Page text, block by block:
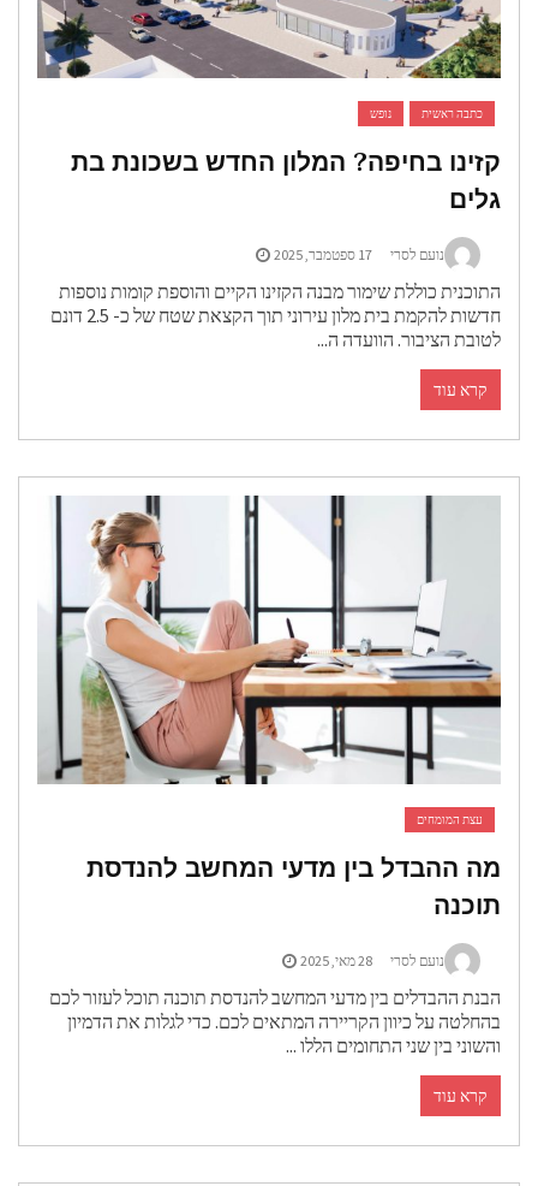
כתבה ראשית נופש
בחיפה? המלון החדש בשכונת בת
נועם לסרי 17 ספטמבר, 2025
כוללת שימור מבנה הקזינו הקיים והוספת קומות נוספות
חדשות להקמת בית מלון עירוני תוך הקצאת שטח של כ- 2.5 דונם
הציבור. הוועדה ה...
קרא עוד
עצת המומחים
ההבדל בין מדעי המחשב להנדסת
נועם לסרי 28 מאי, 2025
ההבדלים בין מדעי המחשב להנדסת תוכנה תוכל לעזור לכם
על כיוון הקריירה המתאים לכם. כדי לגלות את הדמיון
בין שני התחומים הללו ...
קרא עוד